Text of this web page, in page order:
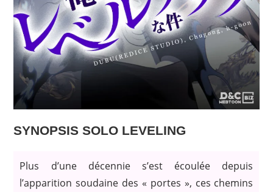
SYNOPSIS SOLO LEVELING
Plus d’une décennie s’est écoulée depuis
l’apparition soudaine des « portes », ces chemins